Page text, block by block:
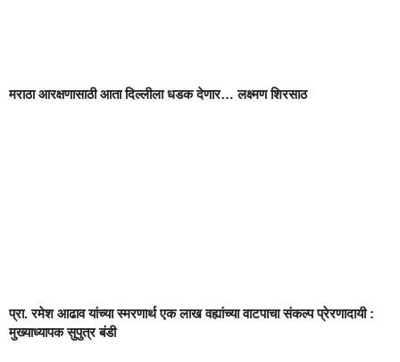
मराठा आरक्षणासाठी आता दिल्लीला धडक देणार… लक्ष्मण शिरसाठ
प्रा. रमेश आढाव यांच्या स्मरणार्थ एक लाख वह्यांच्या वाटपाचा संकल्प प्रेरणादायी :
मुख्याध्यापक सुपुत्र बंडी